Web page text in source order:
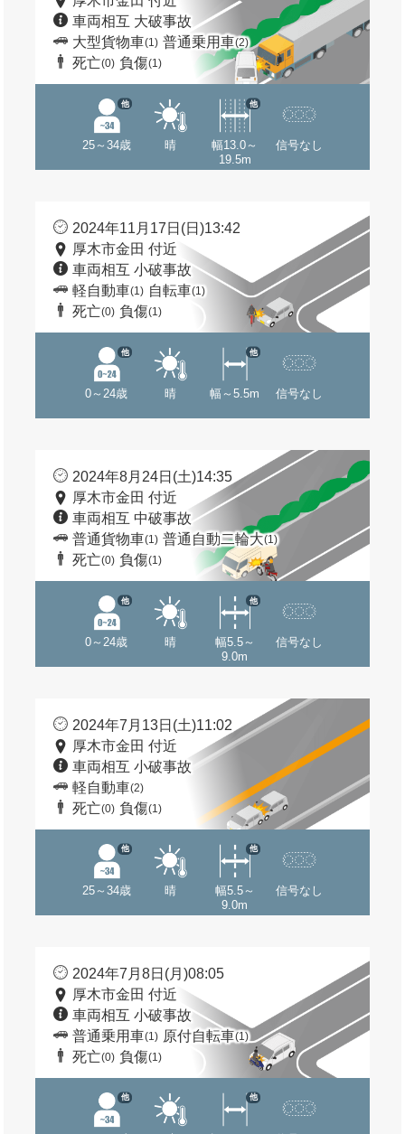
車両相互 大破事故
大型貨物車(1) 普通乗用車(2)
死亡(0) 負傷(1)
25～34歳
他
晴
幅13.0～
19.5m
他
信号なし
2024年11月17日(日)13:42
厚木市金田 付近
車両相互 小破事故
軽自動車(1) 自転車(1)
死亡(0) 負傷(1)
0～24歳
他
晴 幅～5.5m
他
信号なし
2024年8月24日(土)14:35
厚木市金田 付近
車両相互 中破事故
普通貨物車(1) 普通自動二輪大(1)
死亡(0) 負傷(1)
0～24歳
他
晴
幅5.5～
9.0m
他
信号なし
2024年7月13日(土)11:02
厚木市金田 付近
車両相互 小破事故
軽自動車(2)
死亡(0) 負傷(1)
25～34歳
他
晴
幅5.5～
9.0m
他
信号なし
2024年7月8日(月)08:05
厚木市金田 付近
車両相互 小破事故
普通乗用車(1) 原付自転車(1)
死亡(0) 負傷(1)
他 他